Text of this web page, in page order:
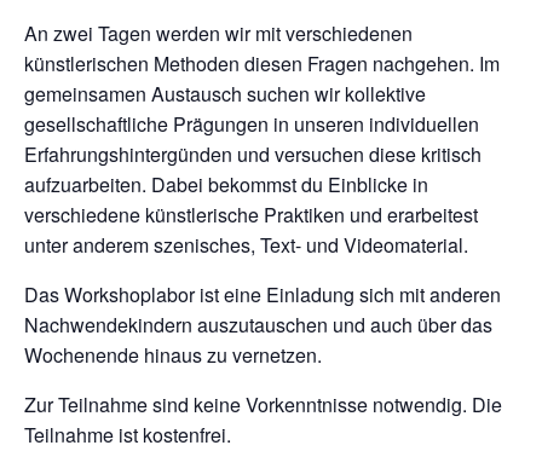
An zwei Tagen werden wir mit verschiedenen
künstlerischen Methoden diesen Fragen nachgehen. Im
gemeinsamen Austausch suchen wir kollektive
gesellschaftliche Prägungen in unseren individuellen
Erfahrungshintergünden und versuchen diese kritisch
aufzuarbeiten. Dabei bekommst du Einblicke in
verschiedene künstlerische Praktiken und erarbeitest
unter anderem szenisches, Text- und Videomaterial.
Das Workshoplabor ist eine Einladung sich mit anderen
Nachwendekindern auszutauschen und auch über das
Wochenende hinaus zu vernetzen.
Zur Teilnahme sind keine Vorkenntnisse notwendig. Die
Teilnahme ist kostenfrei.